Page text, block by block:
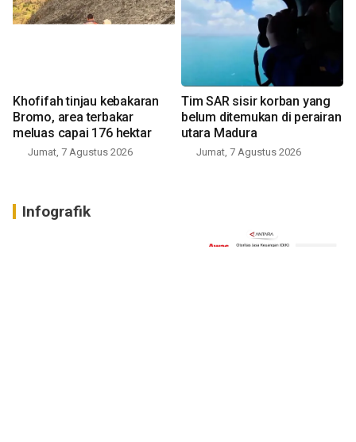
Khofifah tinjau kebakaran
Bromo, area terbakar
meluas capai 176 hektar
Jumat, 7 Agustus 2026
Tim SAR sisir korban yang
belum ditemukan di perairan
utara Madura
Jumat, 7 Agustus 2026
Infografik